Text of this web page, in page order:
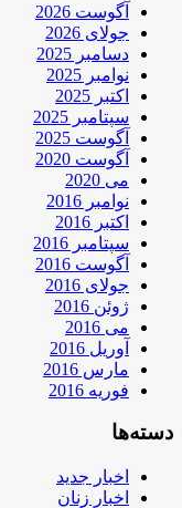
آگوست 2026
جولای 2026
دسامبر 2025
نوامبر 2025
اکتبر 2025
سپتامبر 2025
آگوست 2025
آگوست 2020
می 2020
نوامبر 2016
اکتبر 2016
سپتامبر 2016
آگوست 2016
جولای 2016
ژوئن 2016
می 2016
آوریل 2016
مارس 2016
فوریه 2016
دسته‌ها
اخبار جدید
اخبار زنان